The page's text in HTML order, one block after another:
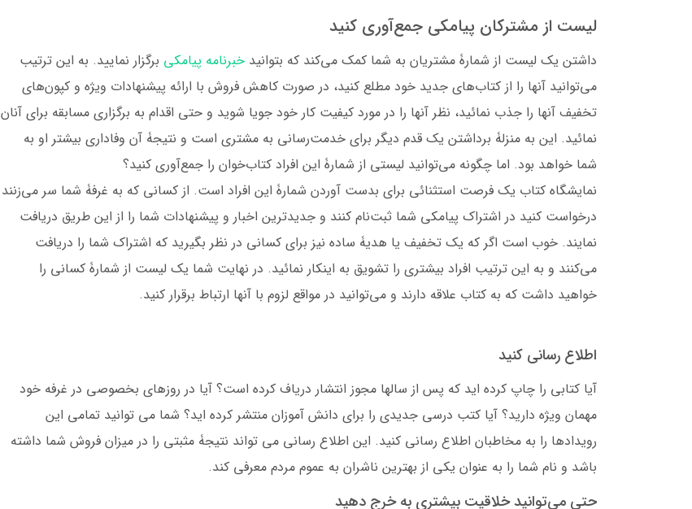
لیست از مشترکان پیامکی جمع‌آوری کنید
داشتن یک لیست از شمارۀ مشتریان به شما کمک می‌کند که بتوانید خبرنامه پیامکی برگزار نمایید. به این ترتیب
می‌توانید آنها را از کتاب‌های جدید خود مطلع کنید، در صورت کاهش فروش با ارائه پیشنهادات ویژه و کپون‌های
تخفیف آنها را جذب نمائید، نظر آنها را در مورد کیفیت کار خود جویا شوید و حتی اقدام به برگزاری مسابقه برای آنان
نمائید. این به منزلۀ برداشتن یک قدم دیگر برای خدمت‌رسانی به مشتری است و نتیجۀ آن وفاداری بیشتر او به
شما خواهد بود. اما چگونه می‌توانید لیستی از شمارۀ این افراد کتاب‌خوان را جمع‌آوری کنید؟
نمایشگاه کتاب یک فرصت استثنائی برای بدست آوردن شمارۀ این افراد است. از کسانی که به غرفۀ شما سر می‌زنند
درخواست کنید در اشتراک پیامکی شما ثبت‌نام کنند و جدیدترین اخبار و پیشنهادات شما را از این طریق دریافت
نمایند. خوب است اگر که یک تخفیف یا هدیۀ ساده نیز برای کسانی در نظر بگیرید که اشتراک شما را دریافت
می‌کنند و به این ترتیب افراد بیشتری را تشویق به اینکار نمائید. در نهایت شما یک لیست از شمارۀ کسانی را
خواهید داشت که به کتاب علاقه دارند و می‌توانید در مواقع لزوم با آنها ارتباط برقرار کنید.
اطلاع رسانی کنید
آیا کتابی را چاپ کرده اید که پس از سالها مجوز انتشار دریاف کرده است؟ آیا در روزهای بخصوصی در غرفه خود
مهمان ویژه دارید؟ آیا کتب درسی جدیدی را برای دانش آموزان منتشر کرده اید؟ شما می توانید تمامی این
رویدادها را به مخاطبان اطلاع رسانی کنید. این اطلاع رسانی می تواند نتیجۀ مثبتی را در میزان فروش شما داشته
باشد و نام شما را به عنوان یکی از بهترین ناشران به عموم مردم معرفی کند.
حتی می‌توانید خلاقیت بیشتری به خرج دهید